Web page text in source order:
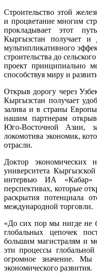
Строительство этой
и процветание многим
прокладывает этот
Кыргызстан получает
мультипликативного
строительства до
проект принципиально
способствуя миру и
Открыв дорогу через
Кыргызстан получает
залива и в страны
нашим партнерам
Юго-Восточной Азии,
локомотива экономик,
отрасли.
Доктор экономических
университета
интервью ИА «Кабар»
перспективах, которые
раскрытия потенциала
международной торговли.
«До сих пор мы нигде не
глобальных цепочек
большим магистралям и
эти процессы
огромное значение. Мы
экономического развития.